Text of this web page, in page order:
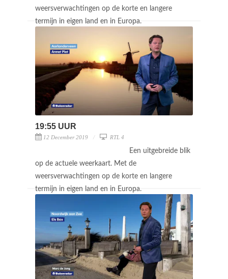
weersverwachtingen op de korte en langere
termijn in eigen land en in Europa.
19:55 UUR
12 December 2019 RTL 4
Een uitgebreide blik
op de actuele weerkaart. Met de
weersverwachtingen op de korte en langere
termijn in eigen land en in Europa.